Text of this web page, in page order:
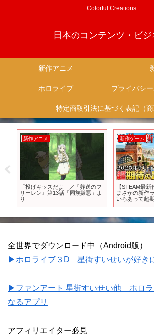
Colorful Creations
日本のコンテンツ・ビジ
新作アニメ
ホロライブ
新作アニメ
「投げキッスだよ」／『葬送のフ
リーレン』第13話「同族嫌悪」よ
り
新作ゲーム
【STEAM最
まさかの新作
いろあって超
全世界でダウンロード中（Android版）
▶ホロライブ３D 星街すいせいが好き
▶ファンアート 星街すいせい他 ホロラ
なるアプリ
アフィリエイター必見